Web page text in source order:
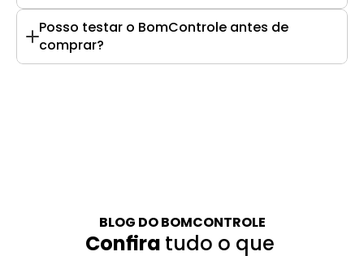
Posso testar o BomControle antes de
comprar?
BLOG DO BOMCONTROLE
Confira tudo o que